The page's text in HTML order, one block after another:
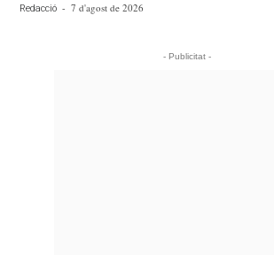
Redacció - 7 d'agost de 2026
- Publicitat -